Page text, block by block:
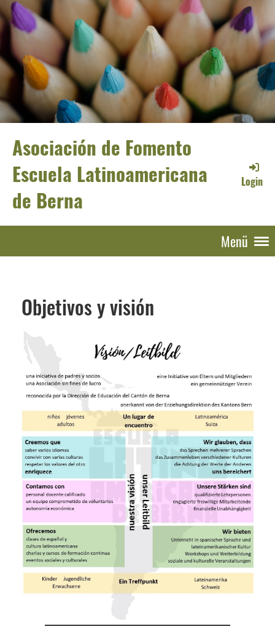
Asociación de Fomento
Escuela Latinoamericana
de Berna
Login
Menü
Objetivos y visión